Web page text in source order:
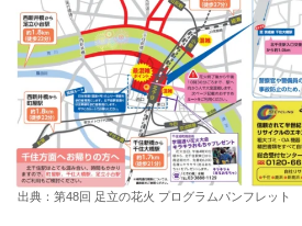
出典： 第48回 足立の花火 プログラムパンフレット